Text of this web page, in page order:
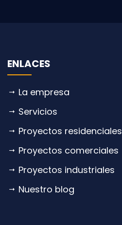
ENLACES
La empresa
Servicios
Proyectos residenciales
Proyectos comerciales
Proyectos industriales
Nuestro blog